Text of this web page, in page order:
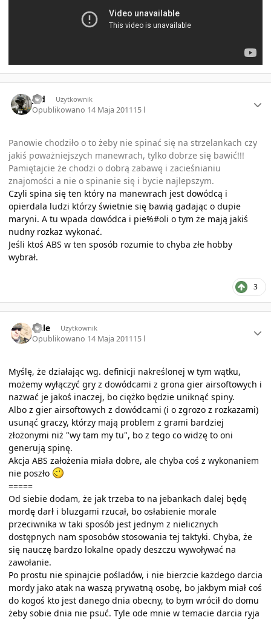
Jed Użytkownik
Opublikowano 14 Maja 201115 l
Panowie chodziło o to żeby nie spinać się na strzelankach czy
jakiś poważniejszych manewrach, tylko dobrze się bawić!!!
Pamiętajcie że chodzi o dobrą zabawę i zacieśnianiu
znajomości a nie o spinanie się i bycie najlepszym.
Czyli spina się ten który na manewrach jest dowódcą i
opierdala ludzi którzy świetnie się bawią gadając o dupie
maryni. A tu wpada dowódca i pie%#oli o tym że mają jakiś
nudny rozkaz wykonać.
Jeśli ktoś ABS w ten sposób rozumie to chyba złe hobby
wybrał.
3
Dale Użytkownik
Opublikowano 14 Maja 201115 l
Myślę, że działając wg. definicji nakreślonej w tym wątku,
możemy wyłączyć gry z dowódcami z grona gier airsoftowych i
nazwać je jakoś inaczej, bo ciężko będzie uniknąć spiny.
Albo z gier airsoftowych z dowódcami (i o zgrozo z rozkazami)
usunąć graczy, którzy mają problem z grami bardziej
złożonymi niż "wy tam my tu", bo z tego co widzę to oni
generują spinę.
Akcja ABS założenia miała dobre, ale chyba coś z wykonaniem
nie poszło
=====
Od siebie dodam, że jak trzeba to na jebankach dalej będę
mordę darł i bluzgami rzucał, bo osłabienie morale
przeciwnika w taki sposób jest jednym z nielicznych
dostępnych nam sposobów stosowania tej taktyki. Chyba, że
się nauczę bardzo lokalne opady deszczu wywoływać na
zawołanie.
Po prostu nie spinajcie pośladów, i nie bierzcie każdego darcia
mordy jako atak na waszą prywatną osobę, bo jakbym miał coś
do kogoś kto jest danego dnia obecny, to bym wrócił do domu
żeby sobie dnia nie psuć. Tyle ode mnie w temacie darcia ryja